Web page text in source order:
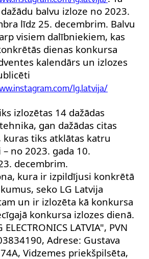
balvu izloze no 2023.
līdz 25. decembrim. Balvu
visiem dalībniekiem, kas
dienas konkursa
kalendārs un izlozes
lg.latvija/
izlozētas 14 dažādas
gan dažādas citas
kuras tiks atklātas katru
no 2023. gada 10.
decembrim.
kura ir izpildījusi konkrētā
seko LG Latvija
un ir izlozēta kā konkursa
konkursa izlozes dienā.
ELECTRONICS LATVIA", PVN
Adrese: Gustava
Vidzemes priekšpilsēta,